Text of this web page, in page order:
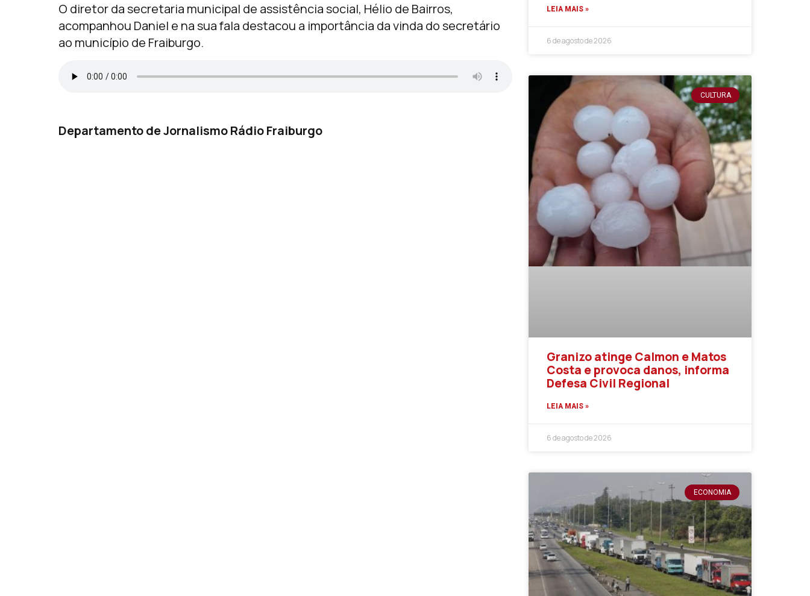
O diretor da secretaria municipal de assistência social, Hélio de Bairros,
acompanhou Daniel e na sua fala destacou a importância da vinda do secretário
ao município de Fraiburgo.
Departamento de Jornalismo Rádio Fraiburgo
LEIA MAIS »
6 de agosto de 2026
CULTURA
Granizo atinge Calmon e Matos
Costa e provoca danos, informa
Defesa Civil Regional
LEIA MAIS »
6 de agosto de 2026
ECONOMIA